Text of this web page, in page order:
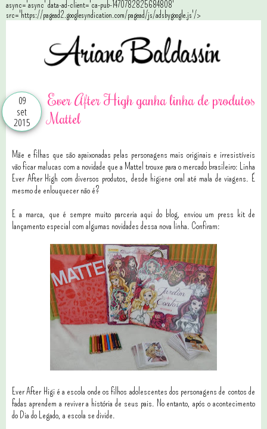
async='async' data-ad-client='ca-pub-1470782825684808'
src='https://pagead2.googlesyndication.com/pagead/js/adsbygoogle.js'/>
09
set
2015
Ever After High ganha linha de produtos
Mattel
Mãe e filhas que são apaixonadas pelas personagens mais originais e irresistíveis
vão ficar malucas com a novidade que a Mattel trouxe para o mercado brasileiro: Linha
Ever After High com diversos produtos, desde higiene oral até mala de viagens. É
mesmo de enlouquecer não é?
E a marca, que é sempre muito parceria aqui do blog, enviou um press kit de
lançamento especial com algumas novidades dessa nova linha. Confiram:
Ever After Higi é a escola onde os filhos adolescentes dos personagens de contos de
fadas aprendem a reviver a história de seus pais. No entanto, após o acontecimento
do Dia do Legado, a escola se divide.